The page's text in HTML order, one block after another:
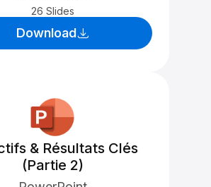
26 Slides
Download
& Résultats Clés
(Partie 2)